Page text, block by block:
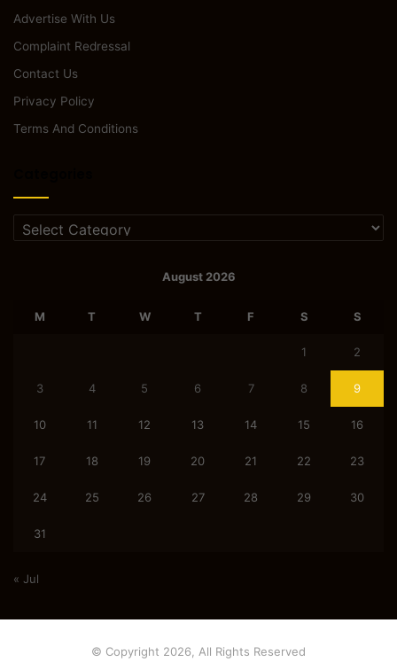
Advertise With Us
Complaint Redressal
Contact Us
Privacy Policy
Terms And Conditions
Categories
August 2026
M T W T F S S
1 2
3 4 5 6 7 8 9
10 11 12 13 14 15 16
17 18 19 20 21 22 23
24 25 26 27 28 29 30
31
« Jul
© Copyright 2026, All Rights Reserved